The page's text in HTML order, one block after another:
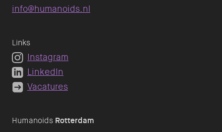
Humanoids Rotterdam
info@humanoids.nl
Links
Instagram
LinkedIn
Vacatures